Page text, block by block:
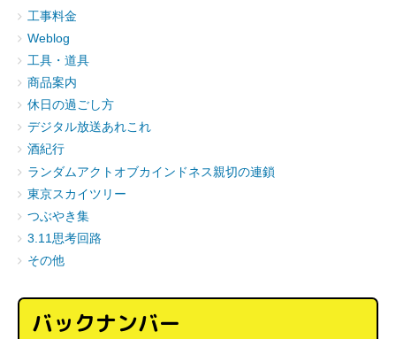
工事料金
Weblog
工具・道具
商品案内
休日の過ごし方
デジタル放送あれこれ
酒紀行
ランダムアクトオブカインドネス親切の連鎖
東京スカイツリー
つぶやき集
3.11思考回路
その他
バックナンバー